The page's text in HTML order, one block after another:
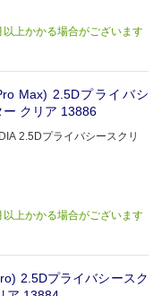
上かかる場合がございます
Max) 2.5Dプライバシ
ー クリア 13886
2.5Dプライバシースクリ
上かかる場合がございます
2.5Dプライバシースク